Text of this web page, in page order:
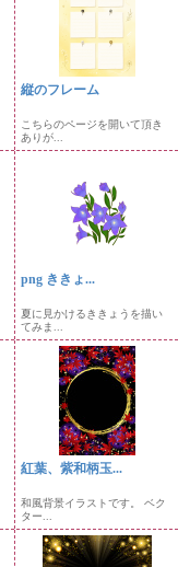
縦のフレーム
こちらのページを開いて頂き
ありが...
png ききょ...
夏に見かけるききょうを描い
てみま...
紅葉、紫和柄玉...
和風背景イラストです。 ベク
ター...